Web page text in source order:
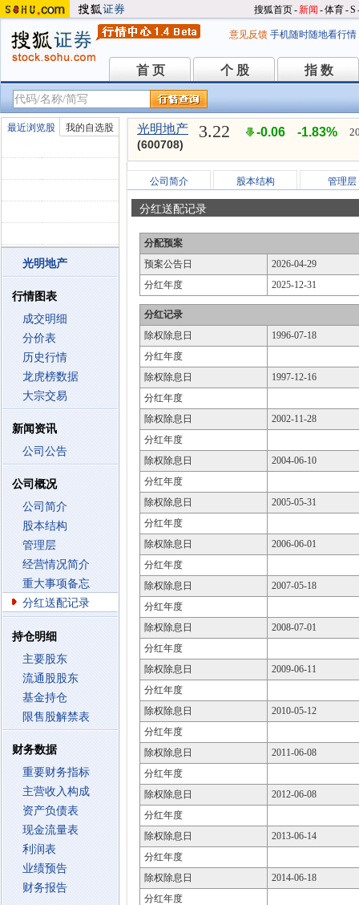
搜狐首页-新闻 -体育-S
意见反馈 手机随时随地看行情
首 页
首 页 个 股
个 股 指 数
指 数
最近浏览股 我的自选股
光明地产
行情图表
成交明细
分价表
历史行情
龙虎榜数据
大宗交易
新闻资讯
公司公告
公司概况
公司简介
股本结构
管理层
经营情况简介
重大事项备忘
分红送配记录
持仓明细
主要股东
流通股股东
基金持仓
限售股解禁表
财务数据
重要财务指标
主营收入构成
资产负债表
现金流量表
利润表
业绩预告
财务报告
光明地产
(600708)
3.22 -0.06 -1.83%
公司简介 股本结构 管理层
分红送配记录
分配预案
预案公告日
2026-04-29
分红年度
2025-12-31
分红记录
除权除息日
1996-07-18
分红年度
除权除息日
1997-12-16
分红年度
除权除息日
2002-11-28
分红年度
除权除息日
2004-06-10
分红年度
除权除息日
2005-05-31
分红年度
除权除息日
2006-06-01
分红年度
除权除息日
2007-05-18
分红年度
除权除息日
2008-07-01
分红年度
除权除息日
2009-06-11
分红年度
除权除息日
2010-05-12
分红年度
除权除息日
2011-06-08
分红年度
除权除息日
2012-06-08
分红年度
除权除息日
2013-06-14
分红年度
除权除息日
2014-06-18
分红年度